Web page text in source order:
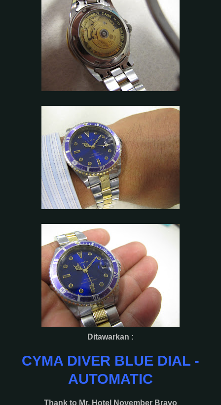
Ditawarkan :
CYMA DIVER BLUE DIAL -
AUTOMATIC
Thank to Mr. Hotel November Bravo